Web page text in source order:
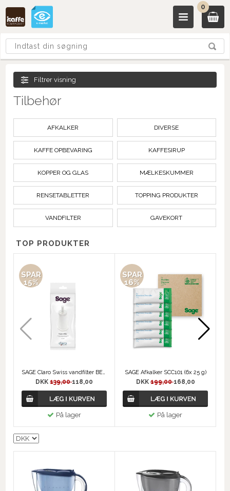
0
Filtrer visning
Tilbehør
AFKALKER DIVERSE
KAFFE OPBEVARING KAFFESIRUP
KOPPER OG GLAS MÆLKESKUMMER
RENSETABLETTER TOPPING PRODUKTER
VANDFILTER GAVEKORT
TOP PRODUKTER
SPAR
15%
SAGE Claro Swiss vandfilter BES008 / SES008
DKK139,00118,00
På lager
SPAR
16%
SAGE Afkalker SCC101 (6x 25 g)
DKK199,00168,00
På lager